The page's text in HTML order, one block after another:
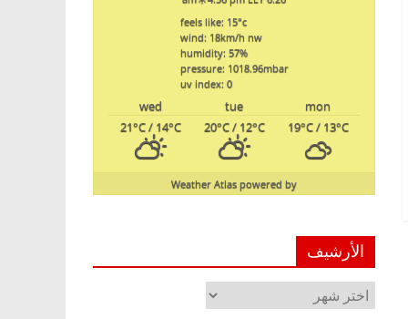
feels like: 15°c
wind: 18km/h nw
humidity: 57%
pressure: 1018.96mbar
uv index: 0
mon
tue
wed
19°C/ 13°C
20°C/ 12°C
21°C/ 14°C
powered by
Weather Atlas
الأرشيف
الأرشيف